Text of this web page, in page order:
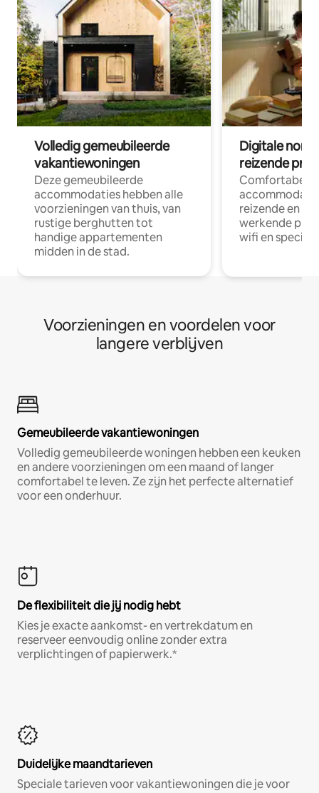
Volledig gemeubileerde
vakantiewoningen
Deze gemeubileerde
accommodaties hebben alle
voorzieningen van thuis, van
rustige berghutten tot
handige appartementen
midden in de stad.
Digitale
reizende
Comfortabele
reizende en
werkende
wifi en
Voorzieningen en voordelen voor
langere verblijven
Gemeubileerde vakantiewoningen
Volledig gemeubileerde woningen hebben een keuken
en andere voorzieningen om een maand of langer
comfortabel te leven. Ze zijn het perfecte alternatief
voor een onderhuur.
De flexibiliteit die jij nodig hebt
Kies je exacte aankomst- en vertrekdatum en
reserveer eenvoudig online zonder extra
verplichtingen of papierwerk.*
Duidelijke maandtarieven
Speciale tarieven voor vakantiewoningen die je voor